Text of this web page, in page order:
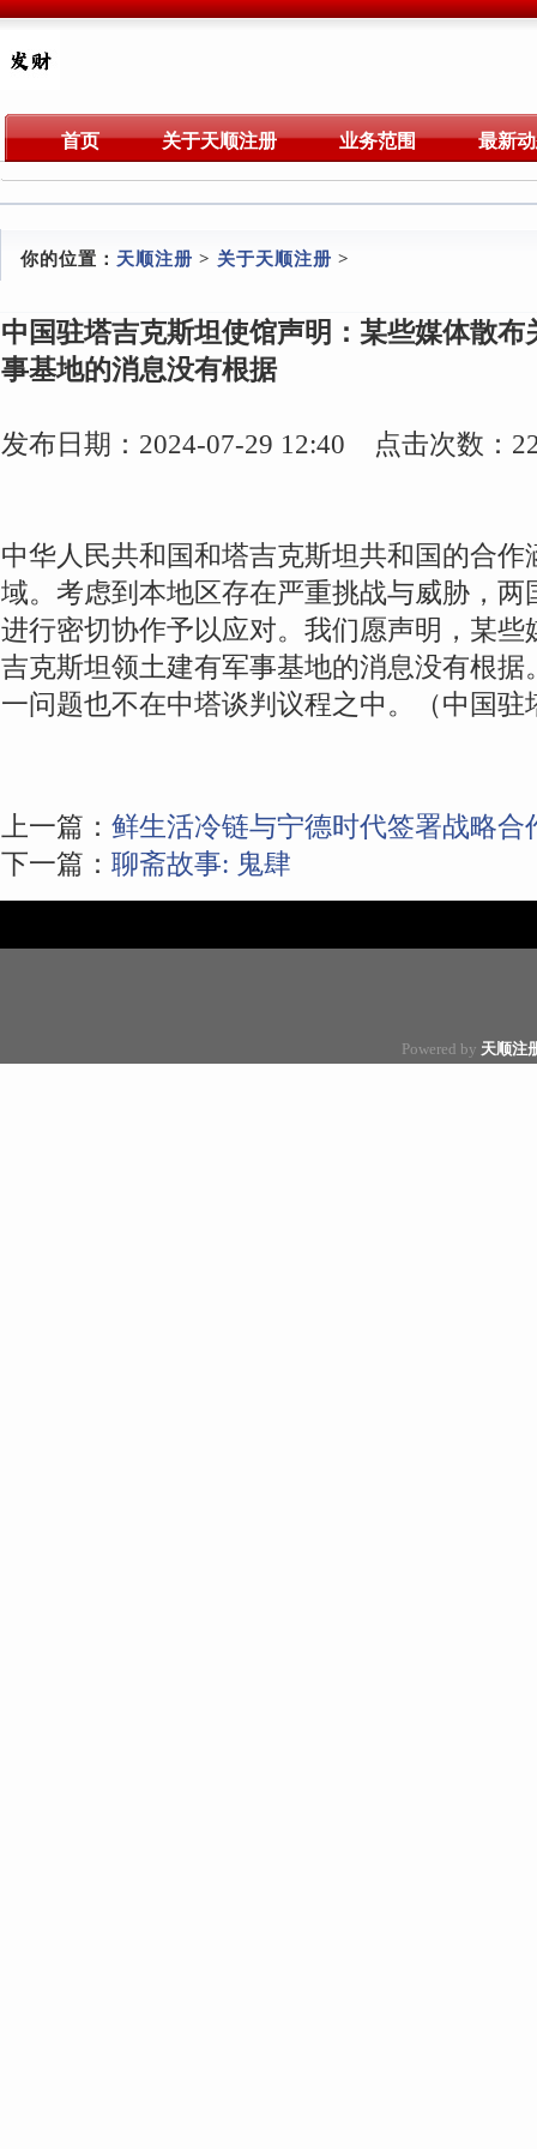
首页 关于天顺注册 业务范围 最新
你的位置： 天顺注册 > 关于天顺注册 >
中国驻塔吉克斯坦使馆声明：某些媒体散
事基地的消息没有根据
发布日期：2024-07-29 12:40 点击次数：
中华人民共和国和塔吉克斯坦共和国的合
域。考虑到本地区存在严重挑战与威胁，
进行密切协作予以应对。我们愿声明，某
吉克斯坦领土建有军事基地的消息没有根
一问题也不在中塔谈判议程之中。（中国驻
上一篇： 鲜生活冷链与宁德时代签署战略合
下一篇： 聊斋故事: 鬼肆
Powered by 天顺注